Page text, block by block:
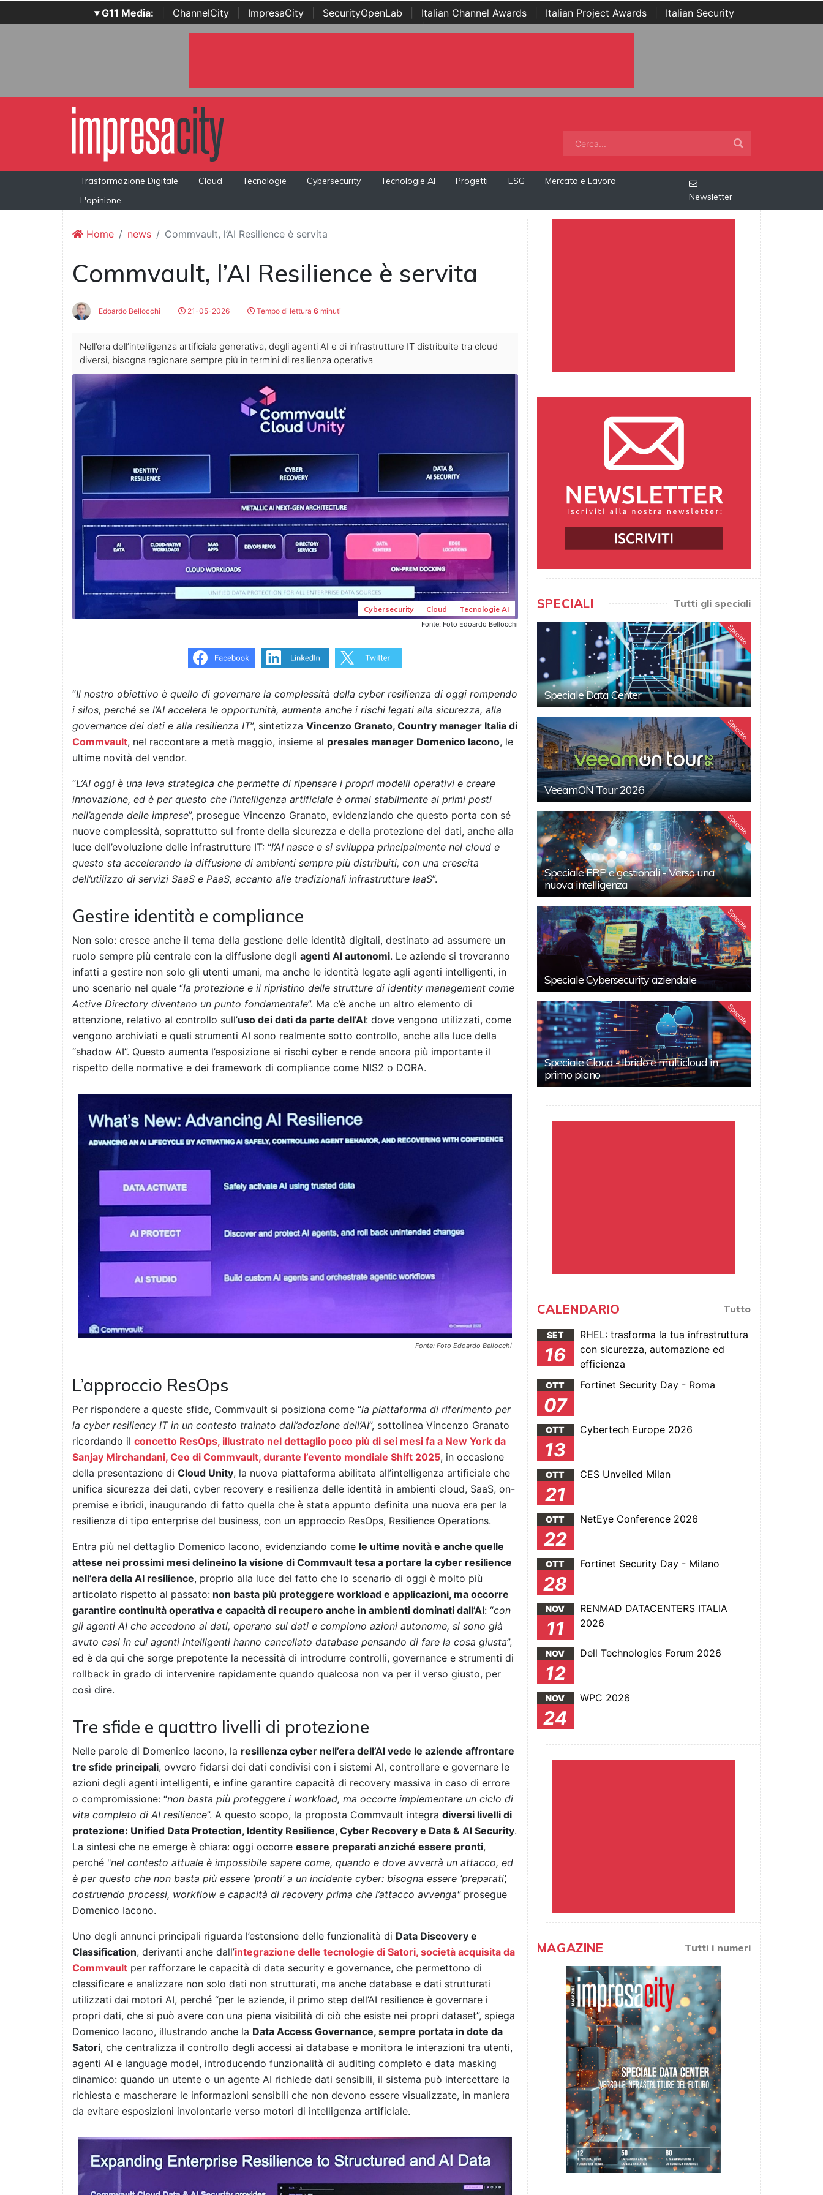
▾ G11 Media: ChannelCity ImpresaCity SecurityOpenLab Italian Channel Awards Italian Project Awards
Italian Security
Awards | ...
Trasformazione Digitale Cloud Tecnologie Cybersecurity Tecnologie AI Progetti ESG
Mercato e Lavoro
L'opinione
Newsletter
Home news Commvault, l’AI Resilience è servita
Commvault, l’AI Resilience è servita
Edoardo Bellocchi 21-05-2026 Tempo di lettura 6 minuti
Nell’era dell’intelligenza artificiale generativa, degli agenti AI e di infrastrutture IT distribuite tra cloud
diversi, bisogna ragionare sempre più in termini di resilienza operativa
Cybersecurity Cloud Tecnologie AI
Fonte: Foto Edoardo Bellocchi
“Il nostro obiettivo è quello di governare la complessità della cyber resilienza di oggi rompendo
i silos, perché se l’AI accelera le opportunità, aumenta anche i rischi legati alla sicurezza, alla
governance dei dati e alla resilienza IT”, sintetizza Vincenzo Granato, Country manager Italia di
Commvault, nel raccontare a metà maggio, insieme al presales manager Domenico Iacono, le
ultime novità del vendor.
“L’AI oggi è una leva strategica che permette di ripensare i propri modelli operativi e creare
innovazione, ed è per questo che l’intelligenza artificiale è ormai stabilmente ai primi posti
nell’agenda delle imprese”, prosegue Vincenzo Granato, evidenziando che questo porta con sé
nuove complessità, soprattutto sul fronte della sicurezza e della protezione dei dati, anche alla
luce dell’evoluzione delle infrastrutture IT: “l’AI nasce e si sviluppa principalmente nel cloud e
questo sta accelerando la diffusione di ambienti sempre più distribuiti, con una crescita
dell’utilizzo di servizi SaaS e PaaS, accanto alle tradizionali infrastrutture IaaS”.
Gestire identità e compliance
Non solo: cresce anche il tema della gestione delle identità digitali, destinato ad assumere un
ruolo sempre più centrale con la diffusione degli agenti AI autonomi. Le aziende si troveranno
infatti a gestire non solo gli utenti umani, ma anche le identità legate agli agenti intelligenti, in
uno scenario nel quale “la protezione e il ripristino delle strutture di identity management come
Active Directory diventano un punto fondamentale”. Ma c’è anche un altro elemento di
attenzione, relativo al controllo sull’uso dei dati da parte dell’AI: dove vengono utilizzati, come
vengono archiviati e quali strumenti AI sono realmente sotto controllo, anche alla luce della
“shadow AI”. Questo aumenta l’esposizione ai rischi cyber e rende ancora più importante il
rispetto delle normative e dei framework di compliance come NIS2 o DORA.
Fonte: Foto Edoardo Bellocchi
L’approccio ResOps
Per rispondere a queste sfide, Commvault si posiziona come “la piattaforma di riferimento per
la cyber resiliency IT in un contesto trainato dall’adozione dell’AI”, sottolinea Vincenzo Granato
ricordando il concetto ResOps, illustrato nel dettaglio poco più di sei mesi fa a New York da
Sanjay Mirchandani, Ceo di Commvault, durante l’evento mondiale Shift 2025, in occasione
della presentazione di Cloud Unity, la nuova piattaforma abilitata all’intelligenza artificiale che
unifica sicurezza dei dati, cyber recovery e resilienza delle identità in ambienti cloud, SaaS, on-
premise e ibridi, inaugurando di fatto quella che è stata appunto definita una nuova era per la
resilienza di tipo enterprise del business, con un approccio ResOps, Resilience Operations.
Entra più nel dettaglio Domenico Iacono, evidenziando come le ultime novità e anche quelle
attese nei prossimi mesi delineino la visione di Commvault tesa a portare la cyber resilience
nell’era della AI resilience, proprio alla luce del fatto che lo scenario di oggi è molto più
articolato rispetto al passato: non basta più proteggere workload e applicazioni, ma occorre
garantire continuità operativa e capacità di recupero anche in ambienti dominati dall’AI: “con
gli agenti AI che accedono ai dati, operano sui dati e compiono azioni autonome, si sono già
avuto casi in cui agenti intelligenti hanno cancellato database pensando di fare la cosa giusta”,
ed è da qui che sorge prepotente la necessità di introdurre controlli, governance e strumenti di
rollback in grado di intervenire rapidamente quando qualcosa non va per il verso giusto, per
così dire.
Tre sfide e quattro livelli di protezione
Nelle parole di Domenico Iacono, la resilienza cyber nell’era dell’AI vede le aziende affrontare
tre sfide principali, ovvero fidarsi dei dati condivisi con i sistemi AI, controllare e governare le
azioni degli agenti intelligenti, e infine garantire capacità di recovery massiva in caso di errore
o compromissione: “non basta più proteggere i workload, ma occorre implementare un ciclo di
vita completo di AI resilience”. A questo scopo, la proposta Commvault integra diversi livelli di
protezione: Unified Data Protection, Identity Resilience, Cyber Recovery e Data & AI Security.
La sintesi che ne emerge è chiara: oggi occorre essere preparati anziché essere pronti,
perché "nel contesto attuale è impossibile sapere come, quando e dove avverrà un attacco, ed
è per questo che non basta più essere ‘pronti’ a un incidente cyber: bisogna essere ‘preparati’,
costruendo processi, workflow e capacità di recovery prima che l’attacco avvenga"prosegue
Domenico Iacono.
Uno degli annunci principali riguarda l’estensione delle funzionalità di Data Discovery e
Classification, derivanti anche dall’integrazione delle tecnologie di Satori, società acquisita da
Commvault per rafforzare le capacità di data security e governance, che permettono di
classificare e analizzare non solo dati non strutturati, ma anche database e dati strutturati
utilizzati dai motori AI, perché “per le aziende, il primo step dell’AI resilience è governare i
propri dati, che si può avere con una piena visibilità di ciò che esiste nei propri dataset”, spiega
Domenico Iacono, illustrando anche la Data Access Governance, sempre portata in dote da
Satori, che centralizza il controllo degli accessi ai database e monitora le interazioni tra utenti,
agenti AI e language model, introducendo funzionalità di auditing completo e data masking
dinamico: quando un utente o un agente AI richiede dati sensibili, il sistema può intercettare la
richiesta e mascherare le informazioni sensibili che non devono essere visualizzate, in maniera
da evitare esposizioni involontarie verso motori di intelligenza artificiale.
SPECIALI Tutti gli speciali
Speciale
Speciale Data Center
Speciale
VeeamON Tour 2026
Speciale
Speciale ERP e gestionali - Verso una
nuova intelligenza
Speciale
Speciale Cybersecurity aziendale
Speciale
Speciale Cloud - Ibrido e multicloud in
primo piano
CALENDARIO Tutto
SET
16
RHEL: trasforma la tua infrastruttura
con sicurezza, automazione ed
efficienza
OTT
07
Fortinet Security Day - Roma
OTT
13
Cybertech Europe 2026
OTT
21
CES Unveiled Milan
OTT
22
NetEye Conference 2026
OTT
28
Fortinet Security Day - Milano
NOV
11
RENMAD DATACENTERS ITALIA
2026
NOV
12
Dell Technologies Forum 2026
NOV
24
WPC 2026
MAGAZINE Tutti i numeri